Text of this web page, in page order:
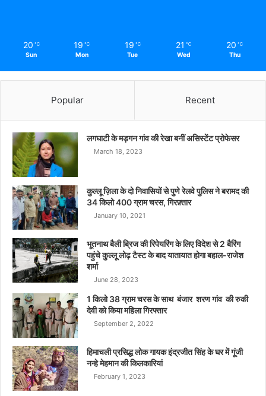
20 ℃
Sun
19 ℃
Mon
19 ℃
Tue
21 ℃
Wed
20 ℃
Thu
Popular Recent
लगघाटी के मड़गन गांव की रेखा बनीं असिस्टेंट प्रोफेसर
March 18, 2023
कुल्लू ज़िला के दो निवासियों से पुणे रेलवे पुलिस ने बरामद की
34 किलो 400 ग्राम चरस, गिरफ़्तार
January 10, 2021
भूतनाथ बैली ब्रिज की रिपेयरिंग के लिए विदेश से 2 बैरिंग
पहुंचे कुल्लू लोढ़ टैस्ट के बाद यातायात होगा बहाल-राजेश
शर्मा
June 28, 2023
1 किलो 38 ग्राम चरस के साथ बंजार शरण गांव की रुकी
देवी को किया महिला गिरफ्तार
September 2, 2022
हिमाचली प्रसिद्ध लोक गायक इंद्रजीत सिंह के घर में गूंजी
नन्हे मेहमान की किलकारियां
February 1, 2023